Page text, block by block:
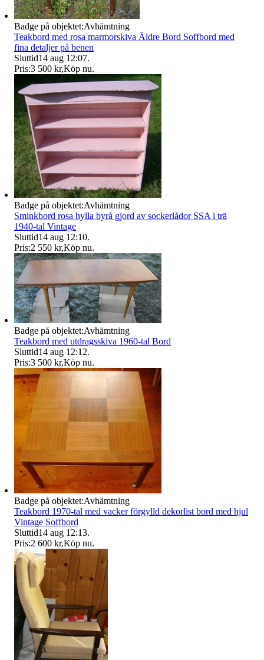
Badge på objektet:Avhämtning
Teakbord med rosa marmorskiva Äldre Bord Soffbord med
fina detaljer på benen
Sluttid14 aug 12:07.
Pris:3 500 kr,Köp nu.
Badge på objektet:Avhämtning
Sminkbord rosa hylla byrå gjord av sockerlådor SSA i trä
1940-tal Vintage
Sluttid14 aug 12:10.
Pris:2 550 kr,Köp nu.
Badge på objektet:Avhämtning
Teakbord med utdragsskiva 1960-tal Bord
Sluttid14 aug 12:12.
Pris:3 500 kr,Köp nu.
Badge på objektet:Avhämtning
Teakbord 1970-tal med vacker förgylld dekorlist bord med hjul
Vintage Soffbord
Sluttid14 aug 12:13.
Pris:2 600 kr,Köp nu.